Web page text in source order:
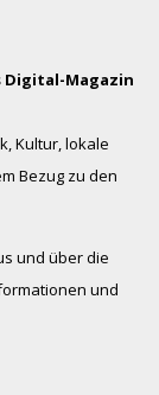
Digital-Magazin
Kultur, lokale
Bezug zu den
und über die
und